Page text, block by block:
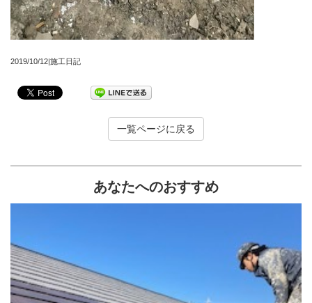
2019/10/12|施工日記
一覧ページに戻る
あなたへのおすすめ